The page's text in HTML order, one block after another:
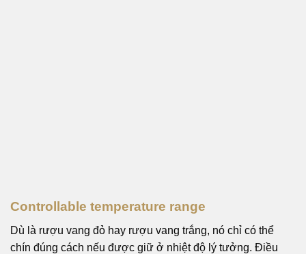
Controllable temperature range
Dù là rượu vang đỏ hay rượu vang trắng, nó chỉ có thể
chín đúng cách nếu được giữ ở nhiệt độ lý tưởng. Điều